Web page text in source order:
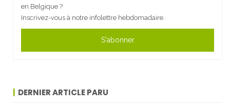
en Belgique ?
Inscrivez-vous à notre infolettre hebdomadaire.
S'abonner
DERNIER ARTICLE PARU